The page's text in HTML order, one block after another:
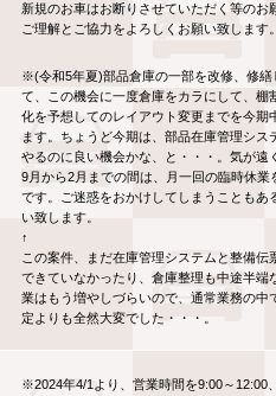
新規のお車はお断りさせていただく等の
ご理解とご協力をよろしくお願い致します。
※(令和5年夏)部品倉庫の一部を改修、修繕
て、この機会に一度倉庫をカラにして、
化を予想してのレイアウト変更までを今
ます。ちょうど今期は、部品在庫管理シ
やるのに良い機会かな、と・・・。気が遠
9月から2月までの間は、月一回の臨時休
です。ご迷惑をおかけしてしまうことも
い致します。
↑
この案件、まだ在庫管理システムと整備
できていなかったり、倉庫整理も中途半
業はもう増やしづらいので、通常業務の中
定よりも全然大変でした・・・。
※2024年4/1より、営業時間を9:00～12:00